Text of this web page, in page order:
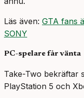
Läs även: GTA fans
SONY
PC-spelare får vänta
Take-Two bekräftar
PlayStation 5 och